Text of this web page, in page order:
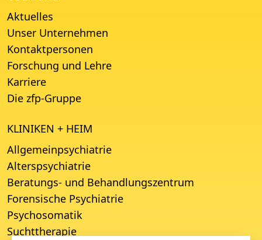
Aktuelles
Unser Unternehmen
Kontaktpersonen
Forschung und Lehre
Karriere
Die zfp-Gruppe
KLINIKEN + HEIM
Allgemeinpsychiatrie
Alterspsychiatrie
Beratungs- und Behandlungszentrum
Forensische Psychiatrie
Psychosomatik
Suchttherapie